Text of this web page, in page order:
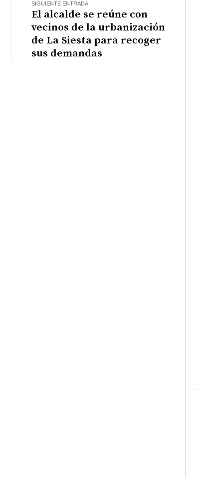
SIGUIENTE ENTRADA
El alcalde se reúne con
vecinos de la urbanización
de La Siesta para recoger
sus demandas